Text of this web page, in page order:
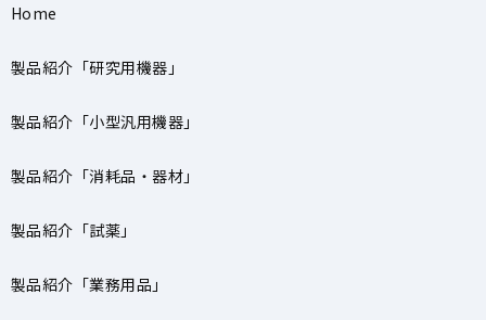
Home
製品紹介「研究用機器」
製品紹介「小型汎用機器」
製品紹介「消耗品・器材」
製品紹介「試薬」
製品紹介「業務用品」